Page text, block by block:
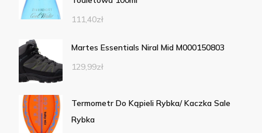
111,40zł
Martes Essentials Niral Mid M000150803
129,99zł
Termometr Do Kąpieli Rybka/ Kaczka Sale
Rybka